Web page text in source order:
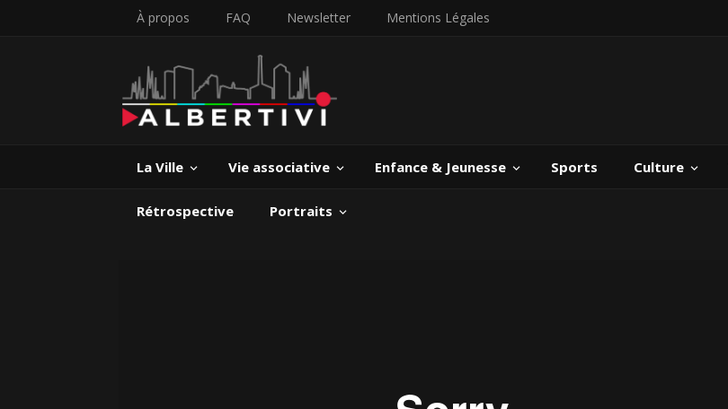
À propos FAQ Newsletter Mentions Légales
La Ville Vie associative Enfance & Jeunesse Sports Culture
Rétrospective Portraits